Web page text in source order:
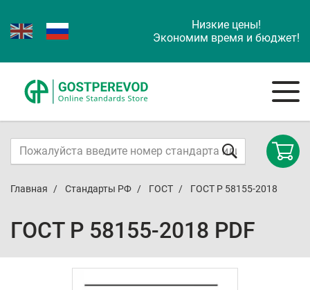
Низкие цены!
Экономим время и бюджет!
Главная Стандарты РФ ГОСТ ГОСТ Р 58155-2018
ГОСТ Р 58155-2018 PDF